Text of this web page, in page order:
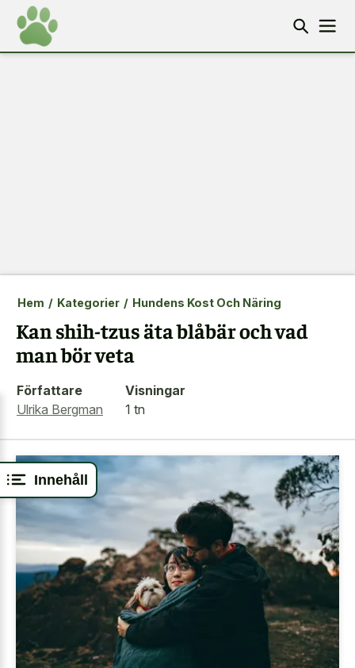
Innehåll
Hem / Kategorier / Hundens Kost Och Näring
Kan shih-tzus äta blåbär och vad
man bör veta
Författare
Ulrika Bergman
Visningar
1 tn